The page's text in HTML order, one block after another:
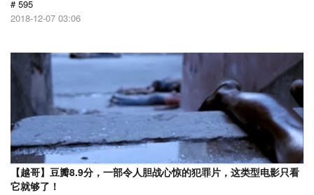
# 595
2018-12-07 03:06
【越哥】豆瓣8.9分，一部令人胆战心惊的犯罪片，这类型电影只看
它就够了！